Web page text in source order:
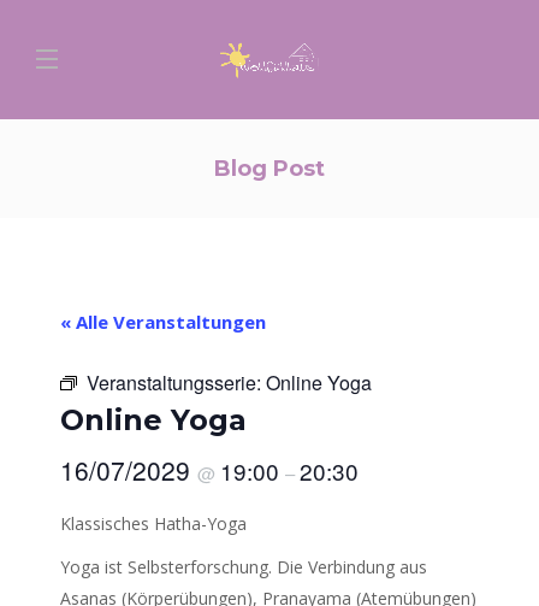
Blog Post
« Alle Veranstaltungen
Veranstaltungsserie: Online Yoga
Online Yoga
16/07/2029 @ 19:00 –20:30
Klassisches Hatha-Yoga
Yoga ist Selbsterforschung. Die Verbindung aus
Asanas (Körperübungen), Pranayama (Atemübungen)